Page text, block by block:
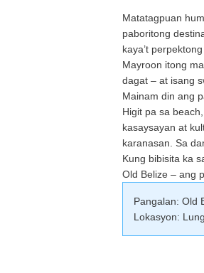
Matatagpuan
paboritong
kaya’t
Mayroon itong
dagat – at isang
Mainam din ang
Higit pa sa
kasaysayan at
karanasan. Sa
Kung bibisita ka
Old Belize – ang
Pangalan: Old
Lokasyon: